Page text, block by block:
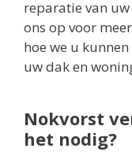
reparatie van
ons op voor
hoe we u
uw dak en
Nokvorst
het nodig?